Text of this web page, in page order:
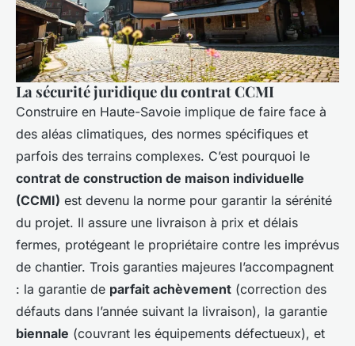
La sécurité juridique du contrat CCMI
Construire en Haute-Savoie implique de faire face à
des aléas climatiques, des normes spécifiques et
parfois des terrains complexes. C’est pourquoi le
contrat de construction de maison individuelle
(CCMI) est devenu la norme pour garantir la sérénité
du projet. Il assure une livraison à prix et délais
fermes, protégeant le propriétaire contre les imprévus
de chantier. Trois garanties majeures l’accompagnent
: la garantie de parfait achèvement (correction des
défauts dans l’année suivant la livraison), la garantie
biennale (couvrant les équipements défectueux), et